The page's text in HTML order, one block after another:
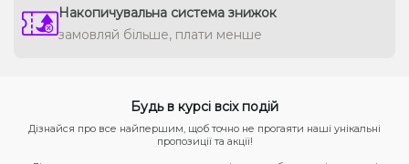
Накопичувальна система знижок
замовляй більше, плати менше
Будь в курсі всіх подій
Дізнайся про все найпершим, щоб точно не прогаяти наші унікальні
пропозиції та акції!